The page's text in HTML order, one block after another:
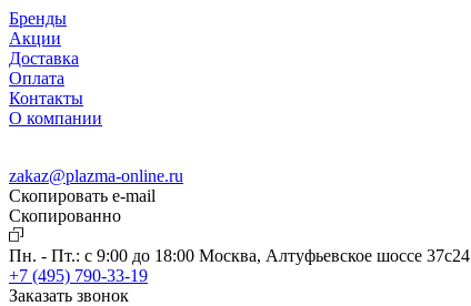
Бренды
Акции
Доставка
Оплата
Контакты
О компании
zakaz@plazma-online.ru
Скопировать e-mail
Cкопированно
Пн. - Пт.: с 9:00 до 18:00 Москва, Алтуфьевское шоссе 37с24
+7 (495) 790-33-19
Заказать звонок